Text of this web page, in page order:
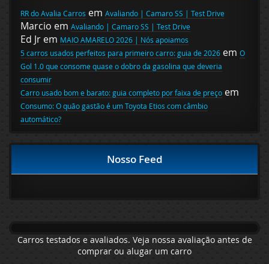
RR do Avalia Carros em Avaliando | Camaro SS | Test Drive
Marcio em Avaliando | Camaro SS | Test Drive
Ed Jr em MAIO AMARELO 2026 | Nós apoiamos
5 carros usados perfeitos para primeiro carro: guia de 2026 em O
Gol 1.0 que consome quase o dobro da gasolina que deveria
consumir
Carro usado bom e barato: guia completo por faixa de preço em
Consumo: O quão gastão é um Toyota Etios com câmbio
automático?
Nosso Feed
Carros testados e avaliados. Veja nossa avaliação antes de
comprar ou alugar um carro